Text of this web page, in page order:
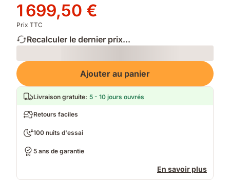
d'origine
3 399,00 €
Prix
1 699,50 €
1 699,50 €
Prix TTC
Recalculer le dernier prix...
Loading
Ajouter au panier
Livraison gratuite: 5 - 10 jours ouvrés
Retours faciles
100 nuits d'essai
5 ans de garantie
En savoir plus